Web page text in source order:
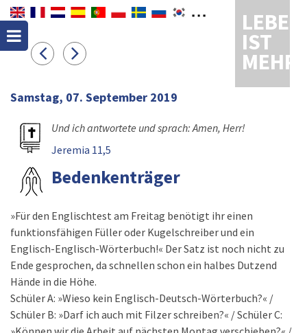
LEBEN
IST
MEHR
Samstag, 07. September 2019
Und ich antwortete und sprach: Amen, Herr!
Jeremia 11,5
Bedenkenträger
»Für den Englischtest am Freitag benötigt ihr einen
funktionsfähigen Füller oder Kugelschreiber und ein
Englisch-Englisch-Wörterbuch!« Der Satz ist noch nicht zu
Ende gesprochen, da schnellen schon ein halbes Dutzend
Hände in die Höhe.
Schüler A: »Wieso kein Englisch-Deutsch-Wörterbuch?« /
Schüler B: »Darf ich auch mit Filzer schreiben?« / Schüler C: